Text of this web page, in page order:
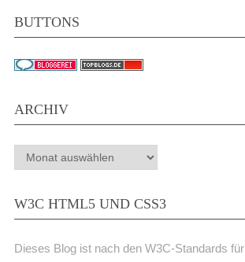
BUTTONS
ARCHIV
Archiv
W3C HTML5 UND CSS3
Dieses Blog ist nach den W3C-Standards